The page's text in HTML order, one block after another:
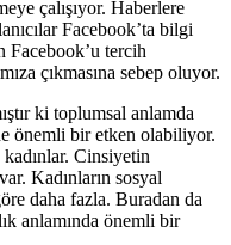
çalışıyor. Haberlere
Facebook’ta bilgi
Facebook’u tercih
çıkmasına sebep oluyor.
ki toplumsal anlamda
önemli bir etken olabiliyor.
Cinsiyetin
Kadınların sosyal
daha fazla. Buradan da
anlamında önemli bir